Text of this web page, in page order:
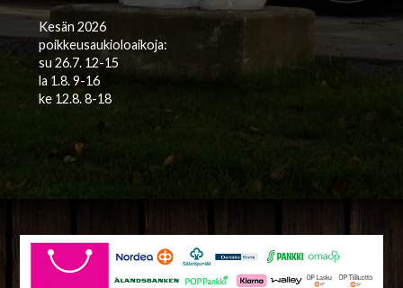
Kesän 2026
poikkeusaukioloaikoja:
su 26.7. 12-15
la 1.8. 9-16
ke 12.8. 8-18